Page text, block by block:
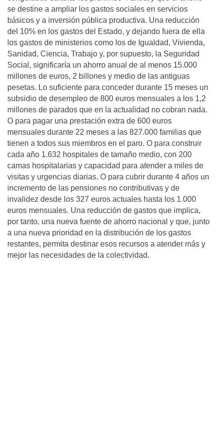
se destine a ampliar los gastos sociales en servicios
básicos y a inversión pública productiva. Una reducción
del 10% en los gastos del Estado, y dejando fuera de ella
los gastos de ministerios como los de Igualdad, Vivienda,
Sanidad, Ciencia, Trabajo y, por supuesto, la Seguridad
Social, significaría un ahorro anual de al menos 15.000
millones de euros, 2 billones y medio de las antiguas
pesetas. Lo suficiente para conceder durante 15 meses un
subsidio de desempleo de 800 euros mensuales a los 1,2
millones de parados que en la actualidad no cobran nada.
O para pagar una prestación extra de 600 euros
mensuales durante 22 meses a las 827.000 familias que
tienen a todos sus miembros en el paro. O para construir
cada año 1.632 hospitales de tamaño medio, con 200
camas hospitalarias y capacidad para atender a miles de
visitas y urgencias diarias. O para cubrir durante 4 años un
incremento de las pensiones no contributivas y de
invalidez desde los 327 euros actuales hasta los 1.000
euros mensuales. Una reducción de gastos que implica,
por tanto, una nueva fuente de ahorro nacional y que, junto
a una nueva prioridad en la distribución de los gastos
restantes, permita destinar esos recursos a atender más y
mejor las necesidades de la colectividad.